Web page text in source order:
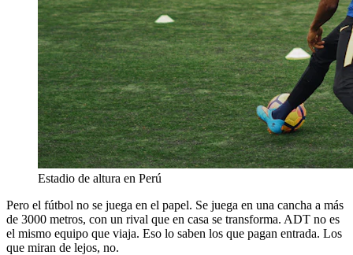
Estadio de altura en Perú
Pero el fútbol no se juega en el papel. Se juega en una cancha a más
de 3000 metros, con un rival que en casa se transforma. ADT no es
el mismo equipo que viaja. Eso lo saben los que pagan entrada. Los
que miran de lejos, no.